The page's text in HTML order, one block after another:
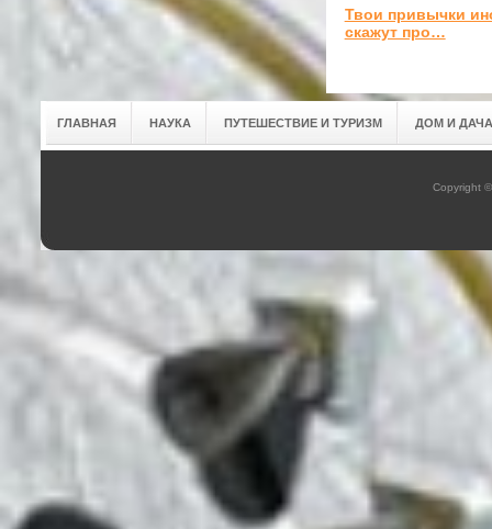
Твои привычки
скажут про…
ГЛАВНАЯ НАУКА ПУТЕШЕСТВИЕ И ТУРИЗМ ДОМ И ДАЧА
Copyright